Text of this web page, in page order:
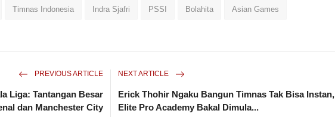
Timnas Indonesia Indra Sjafri PSSI Bolahita Asian Games
PREVIOUS ARTICLE
Liga: Tantangan Besar
dan Manchester City
NEXT ARTICLE
Erick Thohir Ngaku Bangun Timnas Tak Bisa Instan,
Elite Pro Academy Bakal Dimula...